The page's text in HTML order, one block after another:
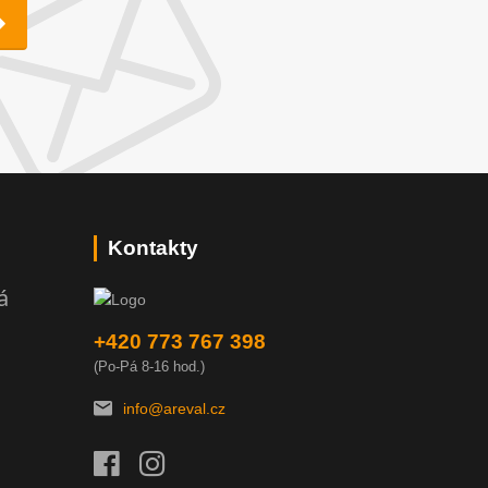
Kontakty
+420 773 767 398
(Po-Pá 8-16 hod.)
info@areval.cz